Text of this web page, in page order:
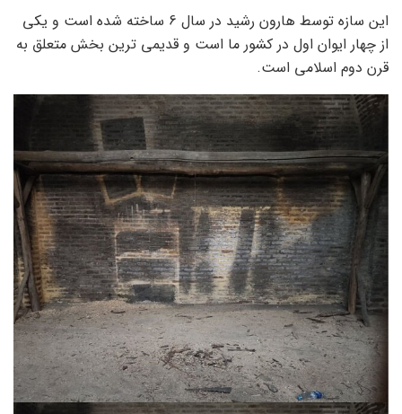
این سازه توسط هارون رشید در سال 6 ساخته شده است و یکی
از چهار ایوان اول در کشور ما است و قدیمی ترین بخش متعلق به
قرن دوم اسلامی است.